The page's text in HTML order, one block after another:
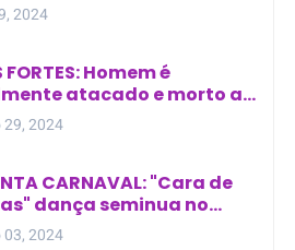
2024
FORTES: Homem é
atacado e morto a
de facão em joão lisboa
29, 2024
CARNAVAL: "Cara de
dança seminua no
rua na Bahia
03, 2024